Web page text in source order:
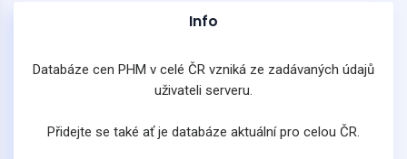
Info
Databáze cen PHM v celé ČR vzniká ze zadávaných údajů
uživateli serveru.
Přidejte se také ať je databáze aktuální pro celou ČR.